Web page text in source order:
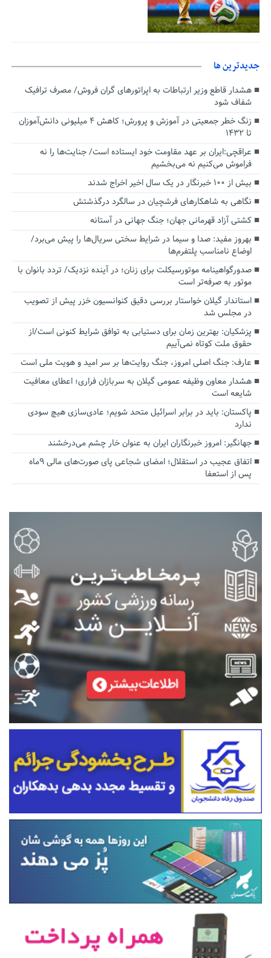
جديدترين ها
هشدار قاطع وزیر ارتباطات به اپراتورهای گران فروش/ مصرف ترافیک
شفاف شود
زنگ خطر جمعیتی در آموزش و پرورش؛ کاهش ۴ میلیونی دانش‌آموزان
تا ۱۴۳۲
عراقچی:ایران بر عهد مقاومت خود ایستاده است/ جنایت‌ها را نه
فراموش می‌کنیم نه می‌بخشیم
بیش از ۱۰۰ خبرنگار در یک سال اخیر اخراج شدند
نگاهی به شاهکارهای فرشچیان در سالگرد درگذشتش
کشتی آزاد قهرمانی جهان؛ جنگ جهانی در آستانه
بهروز مفید: صدا و سیما در شرایط سختی سریال‌ها را پیش می‌برد/
اوضاع نامناسب پلتفرم‌ها
صدورگواهینامه موتورسیکلت برای زنان؛ در آینده نزدیک/ تردد بانوان با
موتور به‌ صرفه‌تر است
استاندار گیلان خواستار بررسی دقیق کنوانسیون خزر پیش از تصویب
در مجلس شد
پزشکیان‌: بهترین زمان برای دستیابی به توافق شرایط کنونی است/از
حقوق ملت کوتاه نمی‌آییم
عارف: جنگ اصلی امروز، جنگ روایت‌ها بر سر امید و هویت ملی است
هشدار معاون وظیفه عمومی گیلان به سربازان فراری؛ اعطای معافیت
شایعه است
پاکستان: باید در برابر اسرائیل متحد شویم؛ عادی‌سازی هیچ سودی
ندارد
جهانگیر: امروز خبرنگاران ایران به عنوان خار چشم می‌درخشند
اتفاق عجیب در استقلال؛ امضای شجاعی پای صورت‌های مالی ٩ماه
پس از استعفا